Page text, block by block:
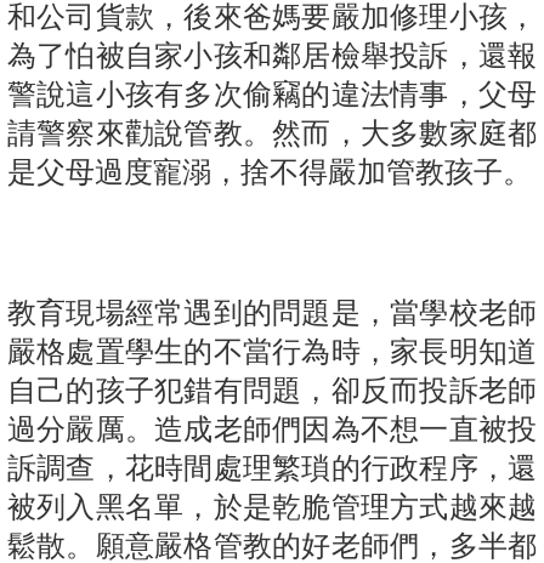
和公司貨款，後來爸媽要嚴加修理小孩，
為了怕被自家小孩和鄰居檢舉投訴，還報
警說這小孩有多次偷竊的違法情事，父母
請警察來勸說管教。然而，大多數家庭都
是父母過度寵溺，捨不得嚴加管教孩子。
教育現場經常遇到的問題是，當學校老師
嚴格處置學生的不當行為時，家長明知道
自己的孩子犯錯有問題，卻反而投訴老師
過分嚴厲。造成老師們因為不想一直被投
訴調查，花時間處理繁瑣的行政程序，還
被列入黑名單，於是乾脆管理方式越來越
鬆散。願意嚴格管教的好老師們，多半都